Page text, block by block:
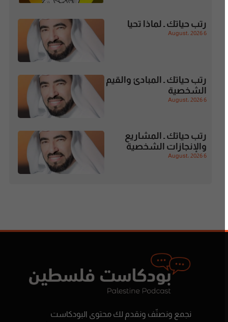
رتب حياتك ـ لماذا تحيا
6 August، 2026
رتب حياتك ـ المبادئ والقيم
الشخصية
6 August، 2026
رتب حياتك ـ المشاريع
والإنجازات الشخصية
6 August، 2026
نجمع ونصنّف ونقدم لك محتوى البودكاست